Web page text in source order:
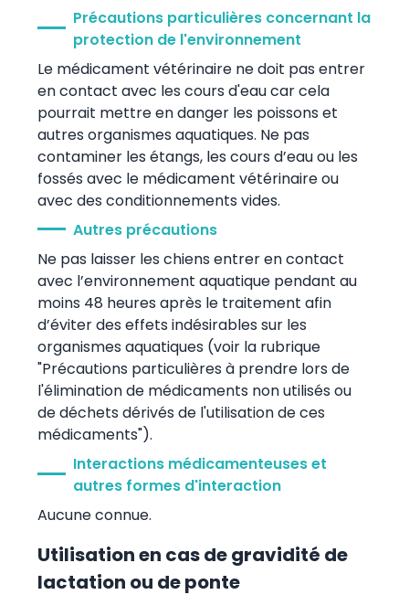
Précautions particulières concernant la
protection de l'environnement
Le médicament vétérinaire ne doit pas entrer
en contact avec les cours d'eau car cela
pourrait mettre en danger les poissons et
autres organismes aquatiques. Ne pas
contaminer les étangs, les cours d’eau ou les
fossés avec le médicament vétérinaire ou
avec des conditionnements vides.
Autres précautions
Ne pas laisser les chiens entrer en contact
avec l’environnement aquatique pendant au
moins 48 heures après le traitement afin
d’éviter des effets indésirables sur les
organismes aquatiques (voir la rubrique
"Précautions particulières à prendre lors de
l'élimination de médicaments non utilisés ou
de déchets dérivés de l'utilisation de ces
médicaments").
Interactions médicamenteuses et
autres formes d'interaction
Aucune connue.
Utilisation en cas de gravidité de
lactation ou de ponte